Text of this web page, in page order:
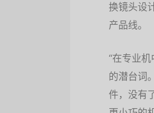
换镜头设
产品线。
“在专业
的潜台词
件，没有